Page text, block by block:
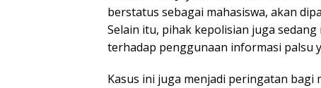
berstatus sebagai mahasiswa, akan
Selain itu, pihak kepolisian juga
terhadap penggunaan informasi palsu
Kasus ini juga menjadi peringatan